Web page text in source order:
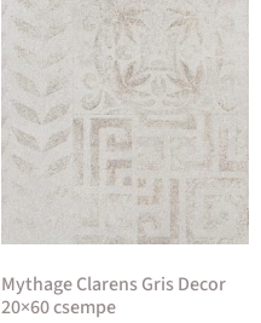
Mythage Clarens Gris Decor
20×60 csempe